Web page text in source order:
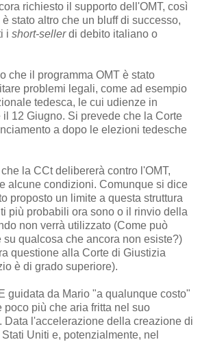
richiesto il supporto dell'OMT, così
stato altro che un bluff di successo,
i short-sellerdi debito italiano o
che il programma OMT è stato
problemi legali, come ad esempio
tedesca, le cui udienze in
12 Giugno. Si prevede che la Corte
a dopo le elezioni tedesche
la CCt delibererà contro l'OMT,
alcune condizioni. Comunque si dice
proposto un limite a questa struttura
più probabili ora sono o il rinvio della
non verrà utilizzato (Come può
su qualcosa che ancora non esiste?)
questione alla Corte di Giustizia
è di grado superiore).
guidata da Mario "a qualunque costo"
poco più che aria fritta nel suo
Data l'accelerazione della creazione di
Uniti e, potenzialmente, nel